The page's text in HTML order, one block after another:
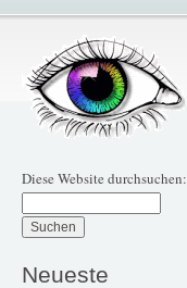
Diese Website durchsuchen:
Neueste